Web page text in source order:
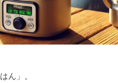
ん」。